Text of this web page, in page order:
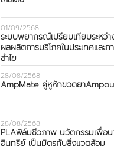
01/09/2568
ระบบพยากรณ์เปรียบเทียบระหว่
ผลผลิตการบริโภคในประเทศและก
ลำไย
28/08/2568
AmpMate คู่หูหักขวดยา
28/08/2568
PLAฟิล์มชีวภาพ นวัตกรรมเพื่อน
อินทรีย์ เป็นมิตรกับสิ่งแวดล้อม